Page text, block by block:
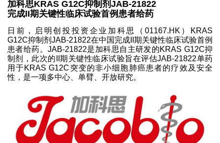
加科思KRAS G12C抑制剂JAB-21822
完成II期关键性临床试验首例患者给药
日前，启明创投投资企业加科思（01167.HK）KRAS
G12C抑制剂JAB-21822在中国完成II期关键性临床试验首例
患者给药。JAB-21822是加科思自主研发的KRAS G12C抑
制剂，此次的II期关键性临床试验旨在评估JAB-21822单药
用于KRAS G12C突变的非小细胞肺癌患者的疗效及安全
性，是一项多中心、单臂、开放研究。